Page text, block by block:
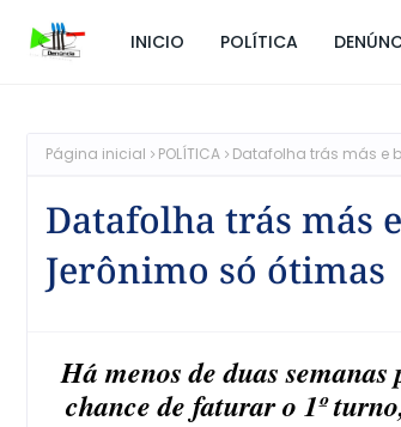
INICIO POLÍTICA
Página inicial POLÍTICA Datafolha trás más e
Datafolha trás más
Jerônimo só ótimas
Há menos de duas
chance de faturar o 1º